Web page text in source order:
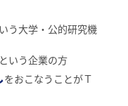
う大学・公的研究機
という企業の方
をおこなうことがＴ